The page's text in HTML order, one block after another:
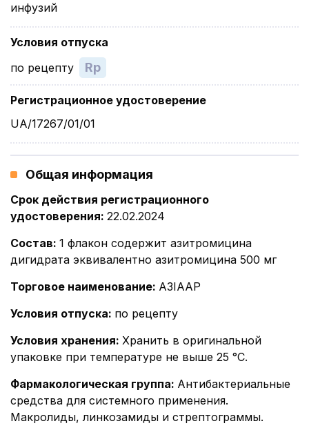
инфузий
Условия отпуска
по рецепту
Rp
Регистрационное удостоверение
UA/17267/01/01
Общая информация
Срок действия регистрационного
удостоверения: 22.02.2024
Состав: 1 флакон содержит азитромицина
дигидрата эквивалентно азитромицина 500 мг
Торговое наименование: АЗІААР
Условия отпуска: по рецепту
Условия хранения: Хранить в оригинальной
упаковке при температуре не выше 25 °С.
Фармакологическая группа: Антибактериальные
средства для системного применения.
Макролиды, линкозамиды и стрептограммы.